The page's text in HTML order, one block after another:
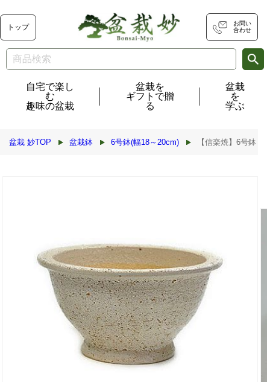
ンツに
進む
トップ
お問い
合わせ
自宅で楽し
む
趣味の盆栽
盆栽を
ギフトで贈
る
盆栽
を
学ぶ
盆栽 妙TOP 盆栽鉢 6号鉢(幅18～20cm) 【信楽焼】6号鉢